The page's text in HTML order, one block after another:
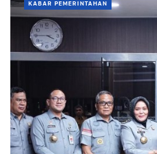
KABAR PEMERINTAHAN